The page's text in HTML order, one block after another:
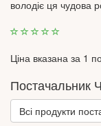
володіє ця чудова
Ціна вказана за 1
Постачальник
Всі продукти